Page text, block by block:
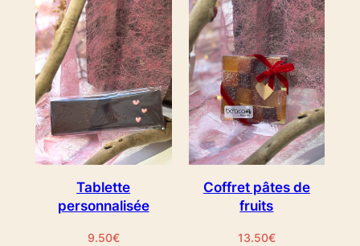
Tablette
personnalisée
9.50€
Coffret pâtes de
fruits
13.50€